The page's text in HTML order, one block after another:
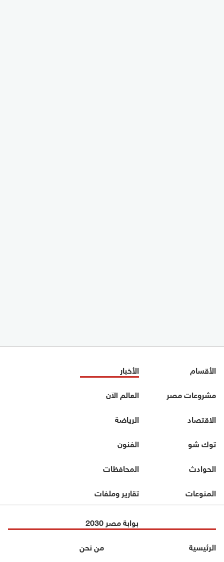
الأقسام
الأخبار
مشروعات مصر
العالم الآن
الاقتصاد
الرياضة
توك شو
الفنون
الحوادث
المحافظات
المنوعات
تقارير وملفات
بوابة مصر 2030
الرئيسية
من نحن